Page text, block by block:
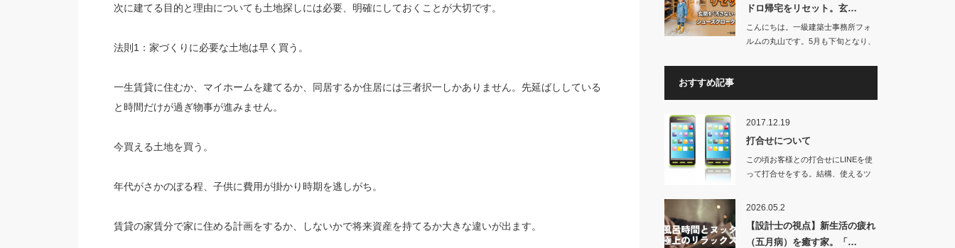
次に建てる目的と理由についても土地探しには必要、明確にしておくことが大切です。
法則1：家づくりに必要な土地は早く買う。
一生賃貸に住むか、マイホームを建てるか、同居するか住居には三者択一しかありません。先延ばししている
と時間だけが過ぎ物事が進みません。
今買える土地を買う。
年代がさかのぼる程、子供に費用が掛かり時期を逃しがち。
賃貸の家賃分で家に住める計画をするか、しないかで将来資産を持てるか大きな違いが出ます。
ドロ帰宅をリセット。玄…
こんにちは。一級建築士事務所フォ
ルムの丸山です。5月も下旬となり、
おすすめ記事
2017.12.19
打合せについて
この頃お客様との打合せにLINEを使
って打合せをする。結構、使えるツ
2026.05.2
【設計士の視点】新生活の疲れ
（五月病）を癒す家。「…